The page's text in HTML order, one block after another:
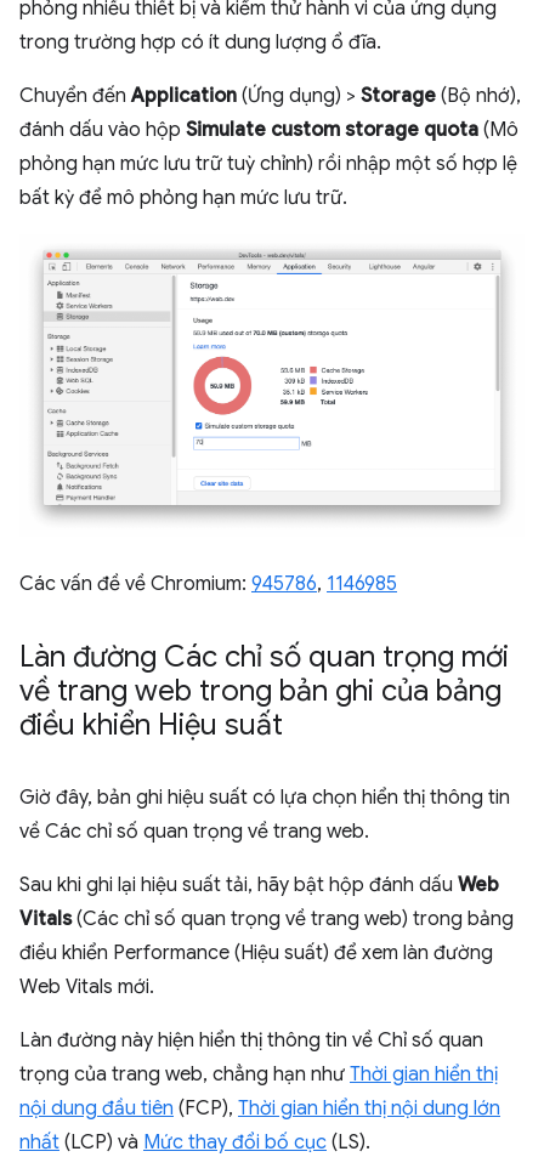
phỏng nhiều thiết bị và kiểm thử hành vi của ứng dụng
trong trường hợp có ít dung lượng ổ đĩa.
Chuyển đếnApplication (Ứng dụng) > Storage (Bộ nhớ),
đánh dấu vào hộp Simulate custom storage quota (Mô
phỏng hạn mức lưu trữ tuỳ chỉnh) rồi nhập một số hợp lệ
bất kỳ để mô phỏng hạn mức lưu trữ.
Các vấn đề về Chromium: 945786, 1146985
Làn đường Các chỉ số quan trọng mới
về trang web trong bản ghi của bảng
điều khiển Hiệu suất
Giờ đây, bản ghi hiệu suất có lựa chọn hiển thị thông tin
về Các chỉ số quan trọng về trang web.
Sau khi ghi lại hiệu suất tải, hãy bật hộp đánh dấu Web
Vitals(Các chỉ số quan trọng về trang web) trong bảng
điều khiển Performance (Hiệu suất) để xem làn đường
Web Vitals mới.
Làn đường này hiện hiển thị thông tin về Chỉ số quan
trọng của trang web, chẳng hạn như Thời gian hiển thị
nội dung đầu tiên (FCP), Thời gian hiển thị nội dung lớn
nhất (LCP) và Mức thay đổi bố cục (LS).